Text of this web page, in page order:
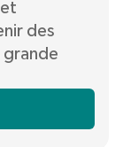
des
grande